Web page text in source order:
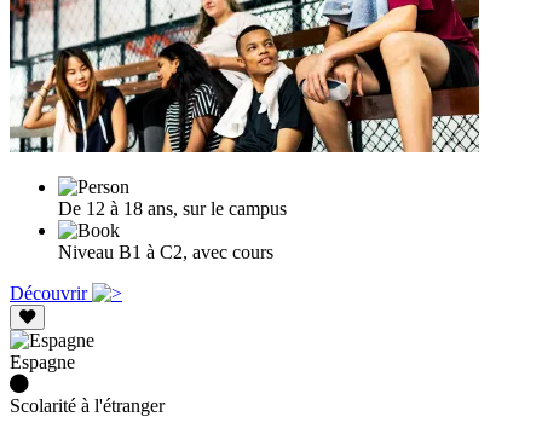
De 12 à 18 ans, sur le campus
Niveau B1 à C2, avec cours
Découvrir
Espagne
Scolarité à l'étranger